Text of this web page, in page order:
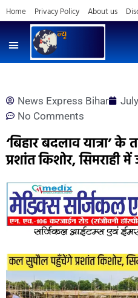
Home Privacy Policy About us
News Express Bihar
No Comments
‘बिहार बदलाव
प्रशांत किशोर, सिमराही